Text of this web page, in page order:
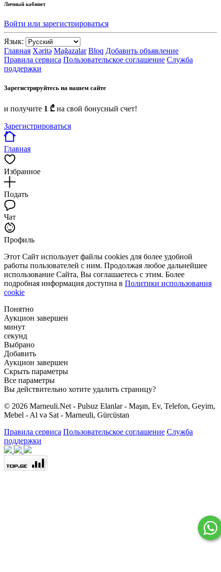
Личный кабинет
Войти или зарегистрироваться
Язык:
Главная Xəritə Mağazalar Bloq Добавить объявление
Правила сервиса Пользовательское соглашение Служба
поддержки
Зарегистрируйтесь на нашем сайте
и получите 1 ₾ на свой бонусный счет!
Зарегистрироваться
Главная
Избранное
Подать
Чат
Профиль
Этот Сайт использует файлы cookies для более удобной
работы пользователей с ним. Продолжая любое дальнейшее
использование Сайта, Вы соглашаетесь с этим. Более
подробная информация доступна в Политики использования
cookie
Понятно
Аукцион завершен
минут
секунд
Выбрано
Добавить
Аукцион завершен
Скрыть параметры
Все параметры
Вы действительно хотите удалить страницу?
© 2026 Marneuli.Net - Pulsuz Elanlar - Maşın, Ev, Telefon, Geyim,
Mebel - Al və Sat - Marneuli, Gürcüstan
Правила сервиса Пользовательское соглашение Служба
поддержки